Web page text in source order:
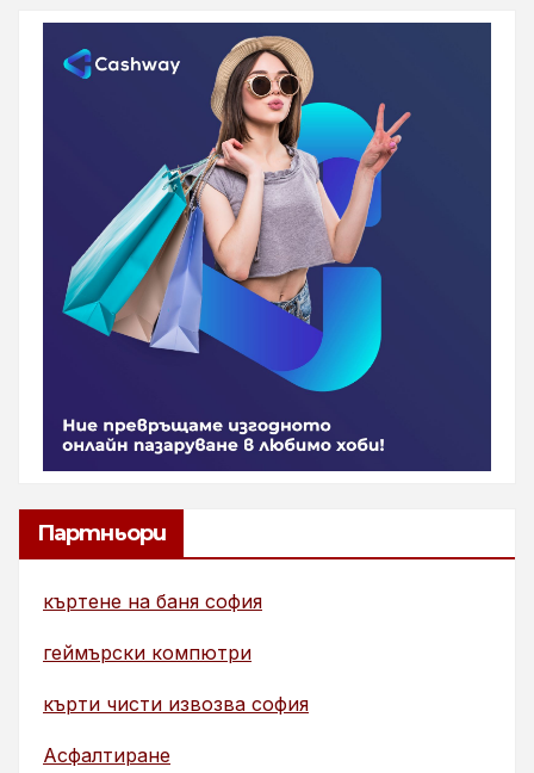
Партньори
къртене на баня софия
геймърски компютри
кърти чисти извозва софия
Асфалтиране